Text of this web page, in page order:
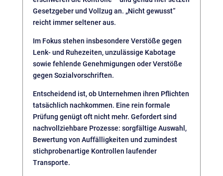
Gesetzgeber und Vollzug an. „Nicht gewusst“
reicht immer seltener aus.
Im Fokus stehen insbesondere Verstöße gegen
Lenk- und Ruhezeiten, unzulässige Kabotage
sowie fehlende Genehmigungen oder Verstöße
gegen Sozialvorschriften.
Entscheidend ist, ob Unternehmen ihren Pflichten
tatsächlich nachkommen. Eine rein formale
Prüfung genügt oft nicht mehr. Gefordert sind
nachvollziehbare Prozesse: sorgfältige Auswahl,
Bewertung von Auffälligkeiten und zumindest
stichprobenartige Kontrollen laufender
Transporte.